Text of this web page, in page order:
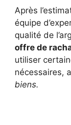
Après
équipe
qualité de
offre de
utiliser
nécessaires,
biens.